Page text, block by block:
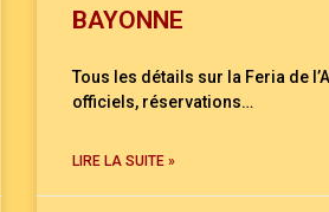
BAYONNE
Tous les détails sur la Feria de
officiels, réservations…
LIRE LA SUITE »